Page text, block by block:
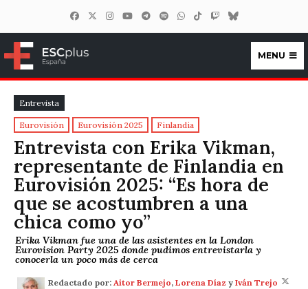
ESCplus España
MENU
Entrevista
Eurovisión Eurovisión 2025 Finlandia
Entrevista con Erika Vikman,
representante de Finlandia en
Eurovisión 2025: “Es hora de
que se acostumbren a una
chica como yo”
Erika Vikman fue una de las asistentes en la London
Eurovision Party 2025 donde pudimos entrevistarla y
conocerla un poco más de cerca
Redactado por: Aitor Bermejo, Lorena Díaz y Iván Trejo